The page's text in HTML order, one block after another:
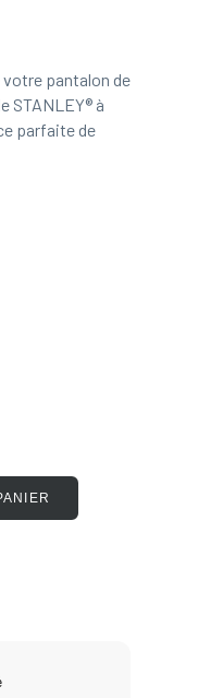
pantalon de
STANLEY® à
parfaite de